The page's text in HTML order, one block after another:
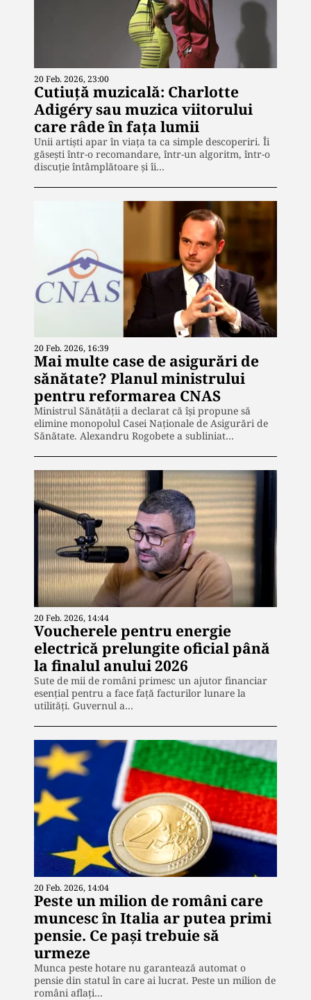
20 Feb. 2026, 23:00
Cutiuță muzicală: Charlotte
Adigéry sau muzica viitorului
care râde în fața lumii
Unii artiști apar în viața ta ca simple descoperiri. Îi
găsești într-o recomandare, într-un algoritm, într-o
discuție întâmplătoare și îi…
20 Feb. 2026, 16:39
Mai multe case de asigurări de
sănătate? Planul ministrului
pentru reformarea CNAS
Ministrul Sănătății a declarat că își propune să
elimine monopolul Casei Naționale de Asigurări de
Sănătate. Alexandru Rogobete a subliniat…
20 Feb. 2026, 14:44
Voucherele pentru energie
electrică prelungite oficial până
la finalul anului 2026
Sute de mii de români primesc un ajutor financiar
esențial pentru a face față facturilor lunare la
utilități. Guvernul a…
20 Feb. 2026, 14:04
Peste un milion de români care
muncesc în Italia ar putea primi
pensie. Ce paşi trebuie să
urmeze
Munca peste hotare nu garantează automat o
pensie din statul în care ai lucrat. Peste un milion de
români aflați…